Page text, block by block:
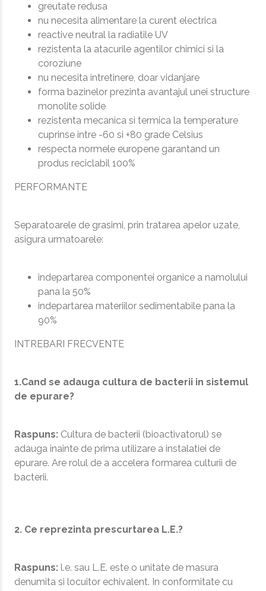
greutate redusa
nu necesita alimentare la curent electrica
reactive neutral la radiatile UV
rezistenta la atacurile agentilor chimici si la
coroziune
nu necesita intretinere, doar vidanjare
forma bazinelor prezinta avantajul unei structure
monolite solide
rezistenta mecanica si termica la temperature
cuprinse intre -60 si +80 grade Celsius
respecta normele europene garantand un
produs reciclabil 100%
PERFORMANTE
Separatoarele de grasimi, prin tratarea apelor uzate,
asigura urmatoarele:
indepartarea componentei organice a namolului
pana la 50%
indepartarea materiilor sedimentabile pana la
90%
INTREBARI FRECVENTE
1.Cand se adauga cultura de bacterii in sistemul
de epurare?
Raspuns: Cultura de bacterii (bioactivatorul) se
adauga inainte de prima utilizare a instalatiei de
epurare. Are rolul de a accelera formarea culturii de
bacterii.
2. Ce reprezinta prescurtarea L.E.?
Raspuns: l.e. sau L.E. este o unitate de masura
denumita si locuitor echivalent. In conformitate cu